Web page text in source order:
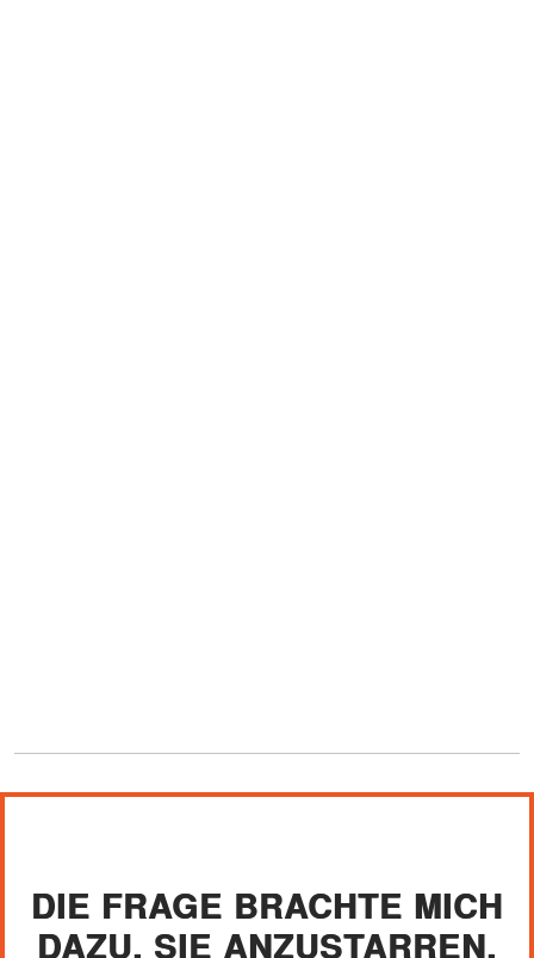
DIE FRAGE BRACHTE MICH
DAZU, SIE ANZUSTARREN.